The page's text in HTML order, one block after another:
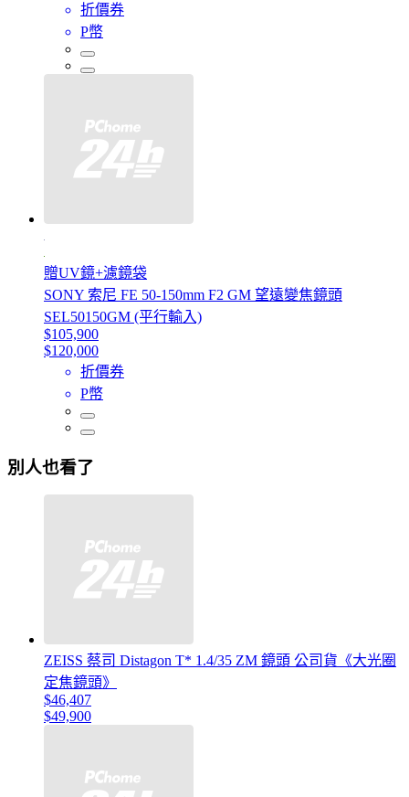
折價券
P幣
贈UV鏡+濾鏡袋
SONY 索尼 FE 50-150mm F2 GM 望遠變焦鏡頭
SEL50150GM (平行輸入)
$105,900
$120,000
折價券
P幣
別人也看了
ZEISS 蔡司 Distagon T* 1.4/35 ZM 鏡頭 公司貨《大光圈
定焦鏡頭》
$46,407
$49,900